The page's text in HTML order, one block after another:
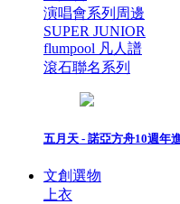
演唱會系列周邊
SUPER JUNIOR
flumpool 凡人譜
滾石聯名系列
五月天 - 諾亞方舟10週年
文創選物
上衣